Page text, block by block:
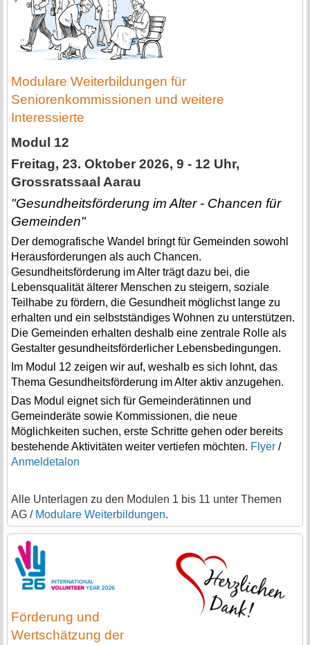
Modulare Weiterbildungen für
Seniorenkommissionen und weitere
Interessierte
Modul 12
Freitag, 23. Oktober 2026, 9 - 12 Uhr,
Grossratssaal Aarau
"Gesundheitsförderung im Alter - Chancen für
Gemeinden"
Der demografische Wandel bringt für Gemeinden sowohl
Herausforderungen als auch Chancen.
Gesundheitsförderung im Alter trägt dazu bei, die
Lebensqualität älterer Menschen zu steigern, soziale
Teilhabe zu fördern, die Gesundheit möglichst lange zu
erhalten und ein selbstständiges Wohnen zu unterstützen.
Die Gemeinden erhalten deshalb eine zentrale Rolle als
Gestalter gesundheitsförderlicher Lebensbedingungen.
Im Modul 12 zeigen wir auf, weshalb es sich lohnt, das
Thema Gesundheitsförderung im Alter aktiv anzugehen.
Das Modul eignet sich für Gemeinderätinnen und
Gemeinderäte sowie Kommissionen, die neue
Möglichkeiten suchen, erste Schritte gehen oder bereits
bestehende Aktivitäten weiter vertiefen möchten. Flyer /
Anmeldetalon
Alle Unterlagen zu den Modulen 1 bis 11 unter Themen
AG / Modulare Weiterbildungen.
Förderung und
Wertschätzung der